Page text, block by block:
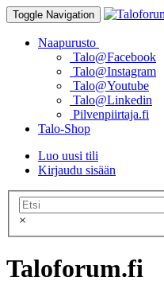
Toggle Navigation
Naapurusto
Talo@Facebook
Talo@Instagram
Talo@Youtube
Talo@Linkedin
Pilvenpiirtaja.fi
Talo-Shop
Luo uusi tili
Kirjaudu sisään
×
Taloforum.fi